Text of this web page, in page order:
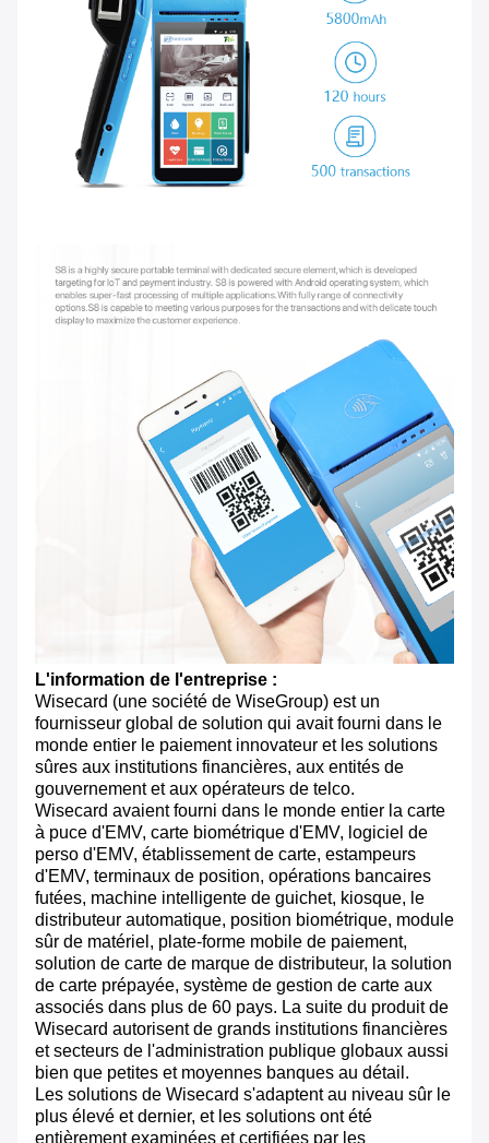
L'information de l'entreprise :
Wisecard (une société de WiseGroup) est un
fournisseur global de solution qui avait fourni dans le
monde entier le paiement innovateur et les solutions
sûres aux institutions financières, aux entités de
gouvernement et aux opérateurs de telco.
Wisecard avaient fourni dans le monde entier la carte
à puce d'EMV, carte biométrique d'EMV, logiciel de
perso d'EMV, établissement de carte, estampeurs
d'EMV, terminaux de position, opérations bancaires
futées, machine intelligente de guichet, kiosque, le
distributeur automatique, position biométrique, module
sûr de matériel, plate-forme mobile de paiement,
solution de carte de marque de distributeur, la solution
de carte prépayée, système de gestion de carte aux
associés dans plus de 60 pays. La suite du produit de
Wisecard autorisent de grands institutions financières
et secteurs de l'administration publique globaux aussi
bien que petites et moyennes banques au détail.
Les solutions de Wisecard s'adaptent au niveau sûr le
plus élevé et dernier, et les solutions ont été
entièrement examinées et certifiées par les